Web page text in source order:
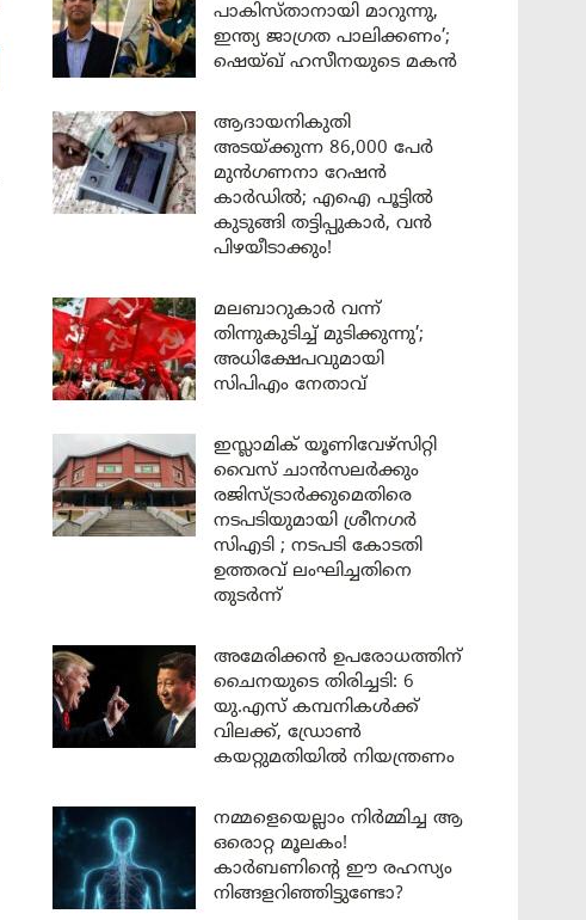
പാകിസ്താനായി മാറുന്നു,
ഇന്ത്യ ജാഗ്രത പാലിക്കണം’;
ഷെയ്ഖ് ഹസീനയുടെ മകൻ
ആദായനികുതി
അടയ്ക്കുന്ന 86,000 പേർ
മുൻഗണനാ റേഷൻ
കാർഡിൽ; എഐ പൂട്ടിൽ
കുടുങ്ങി തട്ടിപ്പുകാർ, വൻ
പിഴയീടാക്കും!
മലബാറുകാർ വന്ന്
തിന്നുകുടിച്ച് മുടിക്കുന്നു’;
അധിക്ഷേപവുമായി
സിപിഎം നേതാവ്
ഇസ്ലാമിക് യൂണിവേഴ്സിറ്റി
വൈസ് ചാൻസലർക്കും
രജിസ്ട്രാർക്കുമെതിരെ
നടപടിയുമായി ശ്രീനഗർ
സിഎടി ; നടപടി കോടതി
ഉത്തരവ് ലംഘിച്ചതിനെ
തുടർന്ന്
അമേരിക്കൻ ഉപരോധത്തിന്
ചൈനയുടെ തിരിച്ചടി: 6
യു.എസ് കമ്പനികൾക്ക്
വിലക്ക്, ഡ്രോൺ
കയറ്റുമതിയിൽ നിയന്ത്രണം
നമ്മളെയെല്ലാം നിർമ്മിച്ച ആ
ഒരൊറ്റ മൂലകം!
കാർബണിന്റെ ഈ രഹസ്യം
നിങ്ങളറിഞ്ഞിട്ടുണ്ടോ?